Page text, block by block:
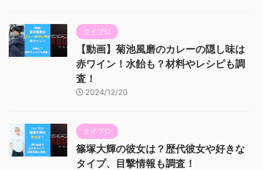
タイプロ
【動画】菊池風磨のカレーの隠し味は
赤ワイン！水飴も？材料やレシピも調
査！
2024/12/20
タイプロ
篠塚大輝の彼女は？歴代彼女や好きな
タイプ、目撃情報も調査！